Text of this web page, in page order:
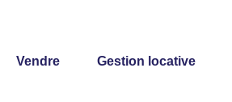
Vendre Gestion locative